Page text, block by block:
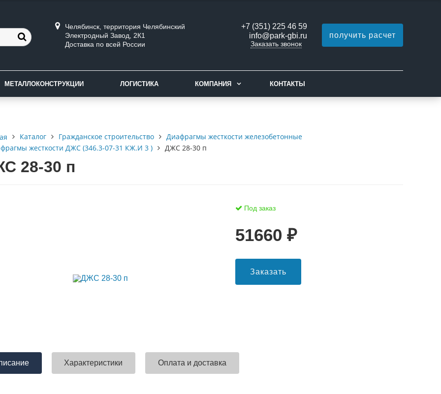
Челябинск, территория Челябинский
Электродный Завод, 2К1
Доставка по всей России
+7 (351) 225 46 59
info@park-gbi.ru
Заказать звонок
получить расчет
МЕТАЛЛОКОНСТРУКЦИИ ЛОГИСТИКА КОМПАНИЯ КОНТАКТЫ
Каталог Гражданское строительство
Диафрагмы жесткости железобетонные
жесткости ДЖС (346.3-07-31 КЖ.И 3 )
ДЖС 28-30 п
28-30 п
Под заказ
51660 ₽
Заказать
Характеристики Оплата и доставка